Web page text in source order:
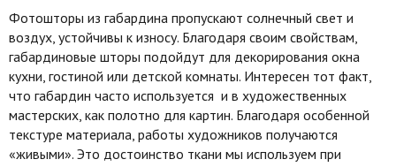
Фотошторы из габардина пропускают солнечный свет и
воздух, устойчивы к износу. Благодаря своим свойствам,
габардиновые шторы подойдут для декорирования окна
кухни, гостиной или детской комнаты. Интересен тот факт,
что габардин часто используется и в художественных
мастерских, как полотно для картин. Благодаря особенной
текстуре материала, работы художников получаются
«живыми». Это достоинство ткани мы используем при